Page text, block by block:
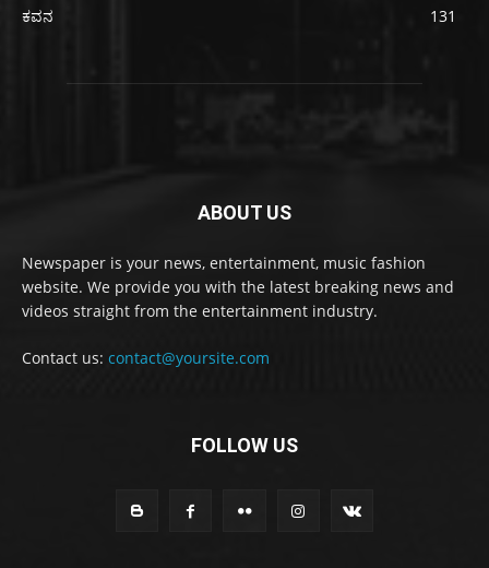
ಕವನ
131
ABOUT US
Newspaper is your news, entertainment, music fashion
website. We provide you with the latest breaking news and
videos straight from the entertainment industry.
Contact us: contact@yoursite.com
FOLLOW US